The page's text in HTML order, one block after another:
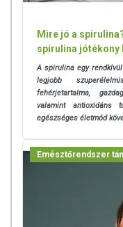
Mire jó a
spirulina jótékony
A spirulina egy
legjobb
fehérjetartalma,
valamint antioxidáns
egészséges életmód
Emésztőrendszer